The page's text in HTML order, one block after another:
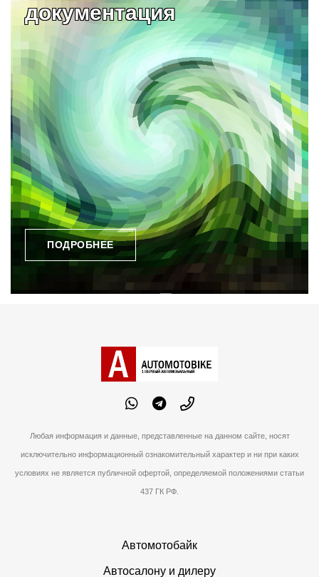
документация
ПОДРОБНЕЕ
Любая информация и данные, представленные на данном сайте, носят
исключительно информационный ознакомительный характер и ни при каких
условиях не является публичной офертой, определяемой положениями статьи
437 ГК РФ.
Автомотобайк
Автосалону и дилеру